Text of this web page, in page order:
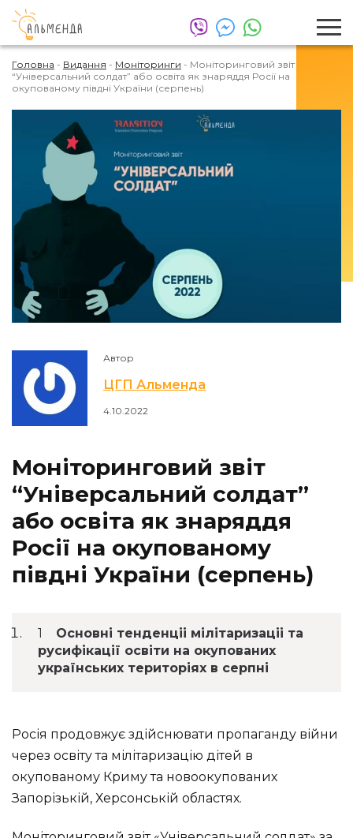
Головна - Видання - Моніторинги - Моніторинговий звіт
“Універсальний солдат” або освіта як знаряддя Росії на
окупованому півдні України (серпень)
Автор
ЦГП Альменда
4.10.2022
Моніторинговий звіт
“Універсальний солдат”
або освіта як знаряддя
Росії на окупованому
півдні України (серпень)
Основні тенденціі мілітаризаціі та
русифікації освіти на окупованих
українських територіях в серпні
Росія продовжує здійснювати пропаганду війни
через освіту та мілітаризацію дітей в
окупованому Криму та новоокупованих
Запорізькій, Херсонській областях.